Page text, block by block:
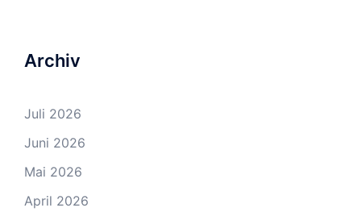
Archiv
Juli 2026
Juni 2026
Mai 2026
April 2026